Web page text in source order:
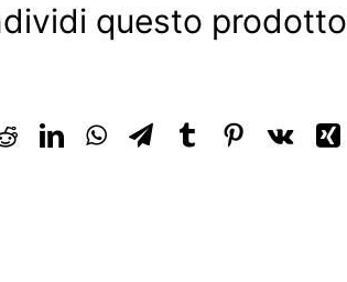
questo prodotto